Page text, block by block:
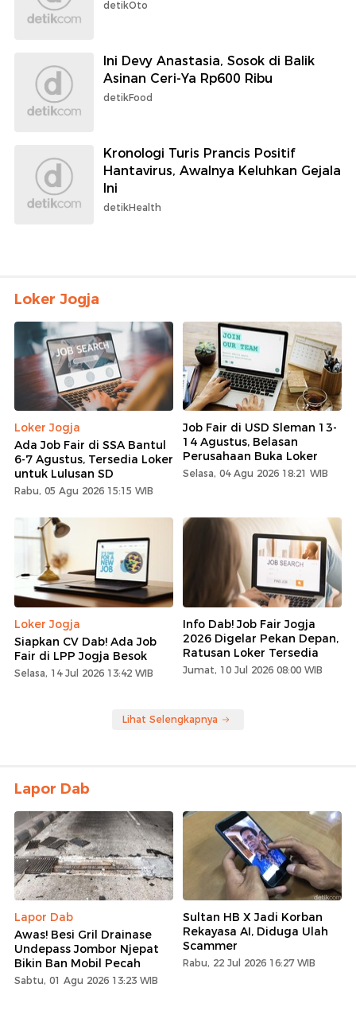
detikOto
Ini Devy Anastasia, Sosok di Balik
Asinan Ceri-Ya Rp600 Ribu
detikFood
Kronologi Turis Prancis Positif
Hantavirus, Awalnya Keluhkan Gejala
Ini
detikHealth
Loker Jogja
Loker Jogja
Ada Job Fair di SSA Bantul
6-7 Agustus, Tersedia Loker
untuk Lulusan SD
Rabu, 05 Agu 2026 15:15 WIB
Job Fair di USD Sleman 13-
14 Agustus, Belasan
Perusahaan Buka Loker
Selasa, 04 Agu 2026 18:21 WIB
Loker Jogja
Siapkan CV Dab! Ada Job
Fair di LPP Jogja Besok
Selasa, 14 Jul 2026 13:42 WIB
Info Dab! Job Fair Jogja
2026 Digelar Pekan Depan,
Ratusan Loker Tersedia
Jumat, 10 Jul 2026 08:00 WIB
Lihat Selengkapnya
Lapor Dab
Lapor Dab
Awas! Besi Gril Drainase
Undepass Jombor Njepat
Bikin Ban Mobil Pecah
Sabtu, 01 Agu 2026 13:23 WIB
Sultan HB X Jadi Korban
Rekayasa AI, Diduga Ulah
Scammer
Rabu, 22 Jul 2026 16:27 WIB